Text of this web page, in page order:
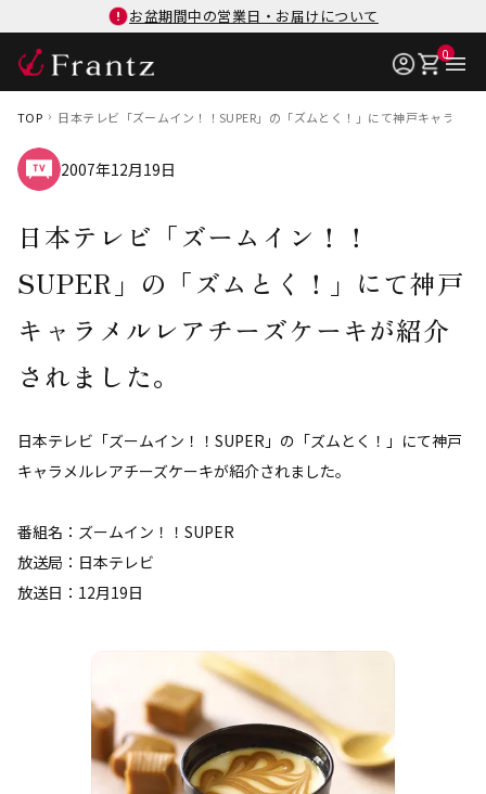
お盆期間中の営業日・お届けについて
0
TOP 日本テレビ「ズームイン！！SUPER」の「ズムとく！」にて神戸キャラメ
2007年12月19日
日本テレビ「ズームイン！！
SUPER」の「ズムとく！」にて神戸
キャラメルレアチーズケーキが紹介
されました。
日本テレビ「ズームイン！！SUPER」の「ズムとく！」にて神戸
キャラメルレアチーズケーキが紹介されました。
番組名：ズームイン！！SUPER
放送局：日本テレビ
放送日：12月19日